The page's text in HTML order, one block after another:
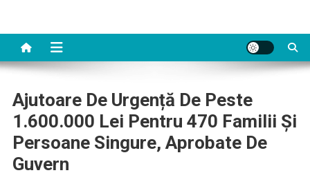
Ajutoare De Urgență De Peste
1.600.000 Lei Pentru 470 Familii Și
Persoane Singure, Aprobate De
Guvern